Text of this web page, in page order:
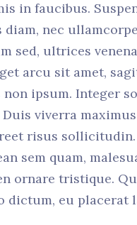
in faucibus.
nec
sed, ultrices
arcu sit amet,
ipsum. Integer
viverra
risus
sem quam,
ornare tristique.
eu placerat